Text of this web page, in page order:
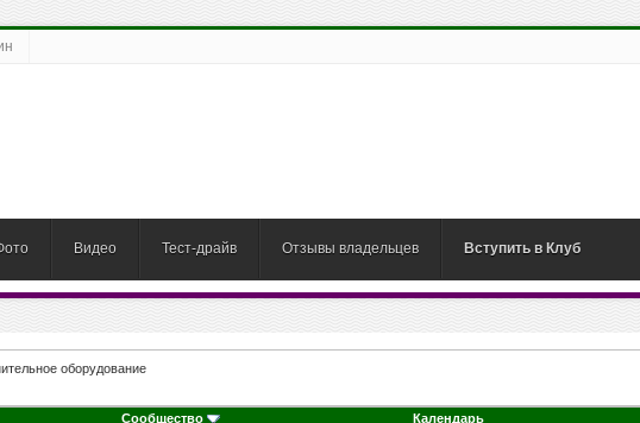
Видео Тест-драйв Отзывы владельцев Вступить в Клуб
оборудование
Сообщество Календарь